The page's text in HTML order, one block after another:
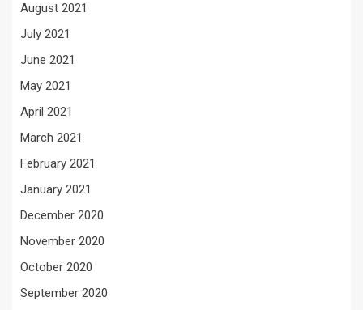
August 2021
July 2021
June 2021
May 2021
April 2021
March 2021
February 2021
January 2021
December 2020
November 2020
October 2020
September 2020